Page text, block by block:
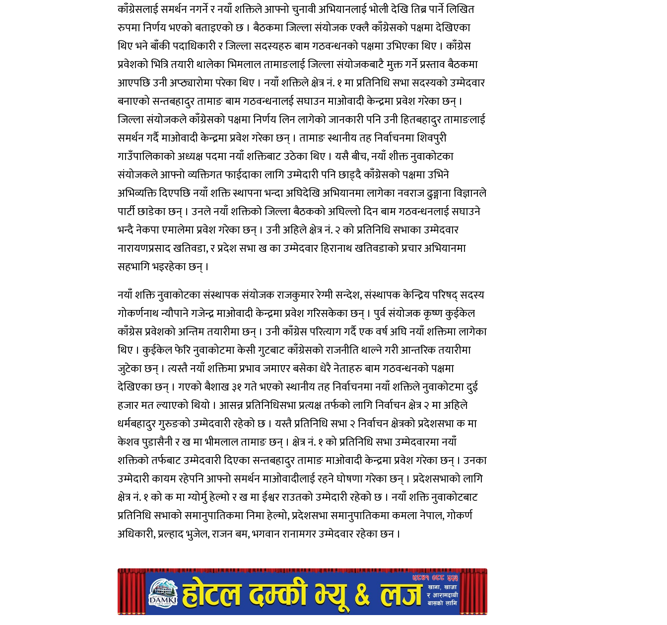
काँग्रेसलाई समर्थन नगर्ने र नयाँ शक्तिले आफ्नो चुनावी अभियानलाई भोली देखि तिब्र पार्ने लिखित
रुपमा निर्णय भएको बताइएको छ । बैठकमा जिल्ला संयोजक एक्लै काँग्रेसको पक्षमा देखिएका
थिए भने बाँकी पदाधिकारी र जिल्ला सदस्यहरु बाम गठवन्धनको पक्षमा उभिएका थिए । काँग्रेस
प्रवेशको भित्रि तयारी थालेका भिमलाल तामाङलाई जिल्ला संयोजकबाटै मुक्त गर्ने प्रस्ताव बैठकमा
आएपछि उनी अप्ठ्यारोमा परेका थिए । नयाँ शक्तिले क्षेत्र नं. १ मा प्रतिनिधि सभा सदस्यको उम्मेदवार
बनाएको सन्तबहादुर तामाङ बाम गठवन्धनालई सघाउन माओवादी केन्द्रमा प्रवेश गरेका छन् ।
जिल्ला संयोजकले काँग्रेसको पक्षमा निर्णय लिन लागेको जानकारी पनि उनी हितबहादुर तामाङलाई
समर्थन गर्दै माओवादी केन्द्रमा प्रवेश गरेका छन् । तामाङ स्थानीय तह निर्वाचनमा शिवपुरी
गाउँपालिकाको अध्यक्ष पदमा नयाँ शक्तिबाट उठेका थिए । यसै बीच, नयाँ शीक्त नुवाकोटका
संयोजकले आफ्नो व्यक्तिगत फाईदाका लागि उम्मेदारी पनि छाड्दै काँग्रेसको पक्षमा उभिने
अभिव्यक्ति दिएपछि नयाँ शक्ति स्थापना भन्दा अघिदेखि अभियानमा लागेका नवराज ढुङ्गाना विज्ञानले
पार्टी छाडेका छन् । उनले नयाँ शक्तिको जिल्ला बैठकको अघिल्लो दिन बाम गठवन्धनलाई सघाउने
भन्दै नेकपा एमालेमा प्रवेश गरेका छन् । उनी अहिले क्षेत्र नं. २ को प्रतिनिधि सभाका उम्मेदवार
नारायणप्रसाद खतिवडा, र प्रदेश सभा ख का उम्मेदवार हिरानाथ खतिवडाको प्रचार अभियानमा
सहभागि भइरहेका छन् ।
नयाँ शक्ति नुवाकोटका संस्थापक संयोजक राजकुमार रेग्मी सन्देश, संस्थापक केन्द्रिय परिषद् सदस्य
गोकर्णनाथ न्यौपाने गजेन्द्र माओवादी केन्द्रमा प्रवेश गरिसकेका छन् । पुर्व संयोजक कृष्ण कुईकेल
काँग्रेस प्रवेशको अन्तिम तयारीमा छन् । उनी काँग्रेस परित्याग गर्दै एक वर्ष अघि नयाँ शक्तिमा लागेका
थिए । कुईकेल फेरि नुवाकोटमा केसी गुटबाट काँग्रेसको राजनीति थाल्ने गरी आन्तरिक तयारीमा
जुटेका छन् । त्यस्तै नयाँ शक्तिमा प्रभाव जमाएर बसेका धेरै नेताहरु बाम गठवन्धनको पक्षमा
देखिएका छन् । गएको बैशाख ३१ गते भएको स्थानीय तह निर्वाचनमा नयाँ शक्तिले नुवाकोटमा दुई
हजार मत ल्याएको थियो । आसन्न प्रतिनिधिसभा प्रत्यक्ष तर्फको लागि निर्वाचन क्षेत्र २ मा अहिले
धर्मबहादुर गुरुङको उम्मेदवारी रहेको छ । यस्तै प्रतिनिधि सभा २ निर्वाचन क्षेत्रको प्रदेशसभा क मा
केशव पुडासैनी र ख मा भीमलाल तामाङ छन् । क्षेत्र नं. १ को प्रतिनिधि सभा उम्मेदवारमा नयाँ
शक्तिको तर्फबाट उम्मेदवारी दिएका सन्तबहादुर तामाङ माओवादी केन्द्रमा प्रवेश गरेका छन् । उनका
उम्मेदारी कायम रहेपनि आफ्नो समर्थन माओवादीलाई रहने घोषणा गरेका छन् । प्रदेशसभाको लागि
क्षेत्र नं. १ को क मा ग्योर्मु हेल्मो र ख मा ईश्वर राउतको उम्मेदारी रहेको छ । नयाँ शक्ति नुवाकोटबाट
प्रतिनिधि सभाको समानुपातिकमा निमा हेल्मो, प्रदेशसभा समानुपातिकमा कमला नेपाल, गोकर्ण
अधिकारी, प्रल्हाद भुजेल, राजन बम, भगवान रानामगर उम्मेदवार रहेका छन ।